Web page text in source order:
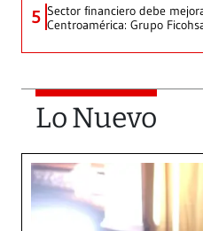
5 Sector financiero debe
Centroamérica: Grupo
Lo Nuevo